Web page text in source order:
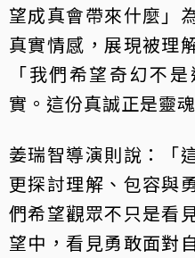
望成真會帶來什麼」
真實情感，展現被理
「我們希望奇幻不
實。這份真誠正是靈魂
姜瑞智導演則說：「
更探討理解、包容與
們希望觀眾不只是看
望中，看見勇敢面對